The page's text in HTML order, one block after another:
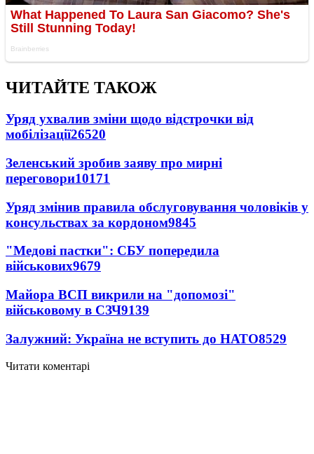
ЧИТАЙТЕ ТАКОЖ
Уряд ухвалив зміни щодо відстрочки від
мобілізації26520
Зеленський зробив заяву про мирні
переговори10171
Уряд змінив правила обслуговування чоловіків у
консульствах за кордоном9845
"Медові пастки": СБУ попередила
військових9679
Майора ВСП викрили на "допомозі"
військовому в СЗЧ9139
Залужний: Україна не вступить до НАТО8529
Читати коментарі